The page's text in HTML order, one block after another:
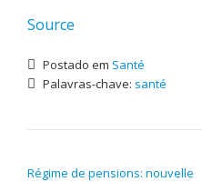
Source
Postado em Santé
Palavras-chave: santé
Régime de pensions: nouvelle